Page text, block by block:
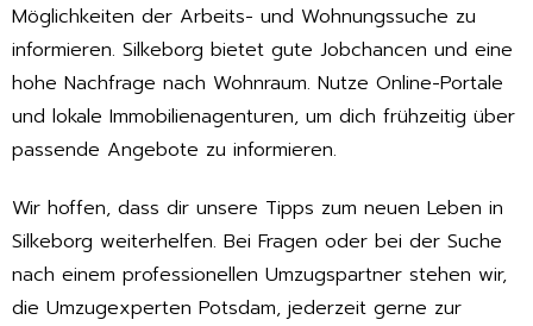
Möglichkeiten der Arbeits- und Wohnungssuche zu
informieren. Silkeborg bietet gute Jobchancen und eine
hohe Nachfrage nach Wohnraum. Nutze Online-Portale
und lokale Immobilienagenturen, um dich frühzeitig über
passende Angebote zu informieren.
Wir hoffen, dass dir unsere Tipps zum neuen Leben in
Silkeborg weiterhelfen. Bei Fragen oder bei der Suche
nach einem professionellen Umzugspartner stehen wir,
die Umzugexperten Potsdam, jederzeit gerne zur